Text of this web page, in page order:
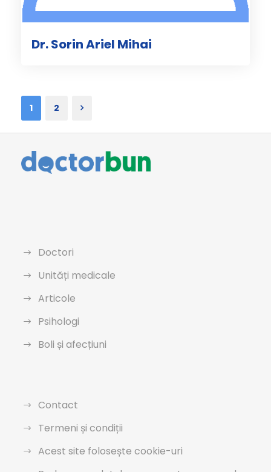
Dr. Sorin Ariel Mihai
1 2
Doctori
Unități medicale
Articole
Psihologi
Boli și afecțiuni
Contact
Termeni și condiții
Acest site folosește cookie-uri